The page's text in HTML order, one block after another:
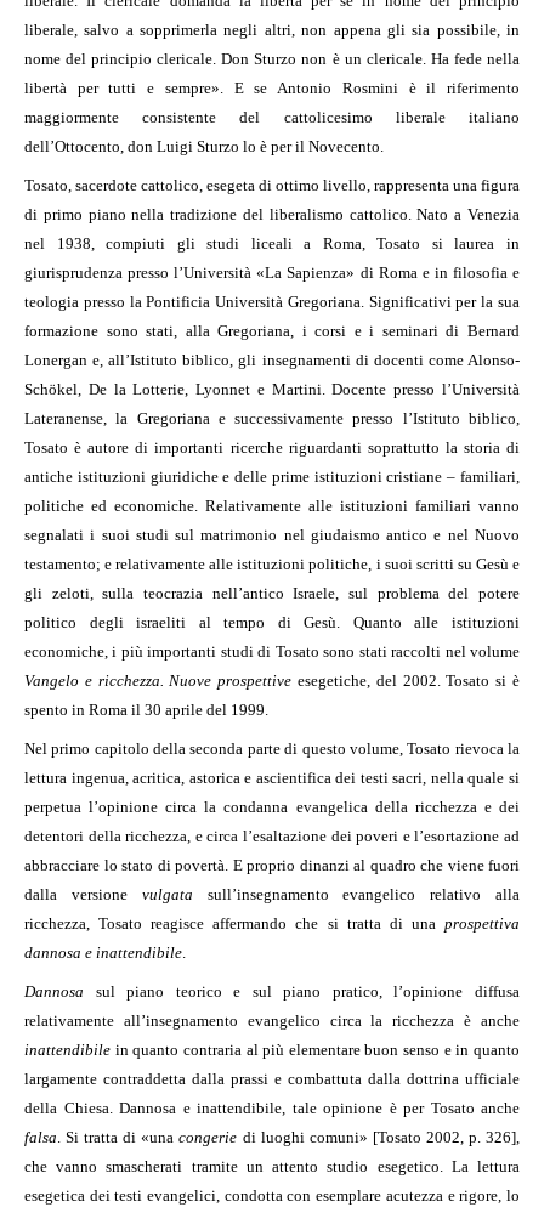
liberale, salvo a sopprimerla negli altri, non appena gli sia possibile, in
nome del principio clericale. Don Sturzo non è un clericale. Ha fede nella
libertà per tutti e sempre». E se Antonio Rosmini è il riferimento
maggiormente consistente del cattolicesimo liberale italiano
dell’Ottocento, don Luigi Sturzo lo è per il Novecento.
Tosato, sacerdote cattolico, esegeta di ottimo livello, rappresenta una figura
di primo piano nella tradizione del liberalismo cattolico. Nato a Venezia
nel 1938, compiuti gli studi liceali a Roma, Tosato si laurea in
giurisprudenza presso l’Università «La Sapienza» di Roma e in filosofia e
teologia presso la Pontificia Università Gregoriana. Significativi per la sua
formazione sono stati, alla Gregoriana, i corsi e i seminari di Bernard
Lonergan e, all’Istituto biblico, gli insegnamenti di docenti come Alonso-
Schökel, De la Lotterie, Lyonnet e Martini. Docente presso l’Università
Lateranense, la Gregoriana e successivamente presso l’Istituto biblico,
Tosato è autore di importanti ricerche riguardanti soprattutto la storia di
antiche istituzioni giuridiche e delle prime istituzioni cristiane – familiari,
politiche ed economiche. Relativamente alle istituzioni familiari vanno
segnalati i suoi studi sul matrimonio nel giudaismo antico e nel Nuovo
testamento; e relativamente alle istituzioni politiche, i suoi scritti su Gesù e
gli zeloti, sulla teocrazia nell’antico Israele, sul problema del potere
politico degli israeliti al tempo di Gesù. Quanto alle istituzioni
economiche, i più importanti studi di Tosato sono stati raccolti nel volume
Vangelo e ricchezza. Nuove prospettive esegetiche, del 2002. Tosato si è
spento in Roma il 30 aprile del 1999.
Nel primo capitolo della seconda parte di questo volume, Tosato rievoca la
lettura ingenua, acritica, astorica e ascientifica dei testi sacri, nella quale si
perpetua l’opinione circa la condanna evangelica della ricchezza e dei
detentori della ricchezza, e circa l’esaltazione dei poveri e l’esortazione ad
abbracciare lo stato di povertà. E proprio dinanzi al quadro che viene fuori
dalla versione vulgata sull’insegnamento evangelico relativo alla
ricchezza, Tosato reagisce affermando che si tratta di una prospettiva
dannosa e inattendibile
Dannosa sul piano teorico e sul piano pratico, l’opinione diffusa
relativamente all’insegnamento evangelico circa la ricchezza è anche
inattendibile in quanto contraria al più elementare buon senso e in quanto
largamente contraddetta dalla prassi e combattuta dalla dottrina ufficiale
della Chiesa. Dannosa e inattendibile, tale opinione è per Tosato anche
falsa . Si tratta di «unacongerie di luoghi comuni» [Tosato 2002, p. 326],
che vanno smascherati tramite un attento studio esegetico. La lettura
esegetica dei testi evangelici, condotta con esemplare acutezza e rigore, lo